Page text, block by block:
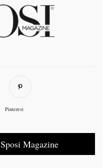
Pinterest
Magazine